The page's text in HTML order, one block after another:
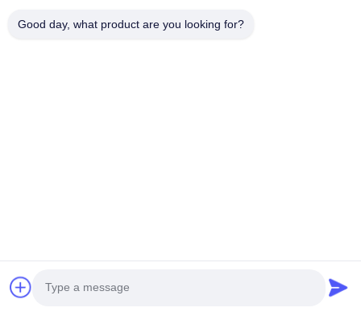
Polityka Prywatności
Good day, what product are you looking for?